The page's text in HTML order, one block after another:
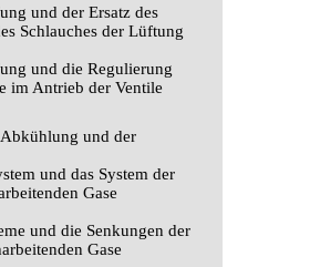
und der Ersatz des
Schlauches der Lüftung
und die Regulierung
im Antrieb der Ventile
und der
und das System der
Gase
und die Senkungen der
Gase